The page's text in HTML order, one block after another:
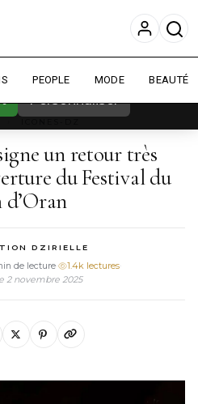
cookies pour améliorer
l'audience. En
Personnaliser
PEOPLE MODE BEAUTÉ
un retour très
du Festival du
DZIRIELLE
de lecture· 1.4k lectures·
2 novembre 2025